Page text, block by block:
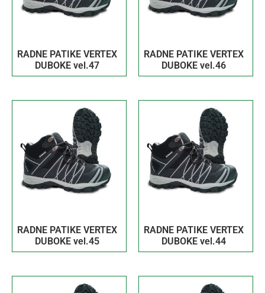
RADNE PATIKE VERTEX
DUBOKE vel.47
RADNE PATIKE VERTEX
DUBOKE vel.46
RADNE PATIKE VERTEX
DUBOKE vel.45
RADNE PATIKE VERTEX
DUBOKE vel.44